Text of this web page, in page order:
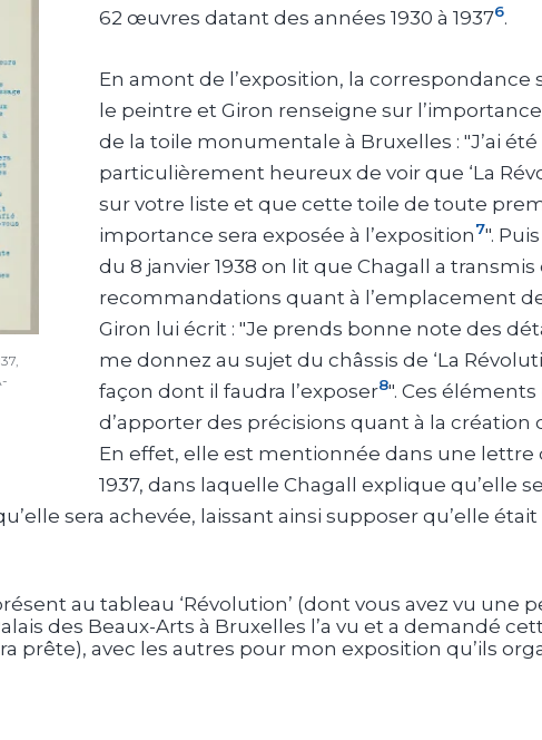
62 œuvres datant des années 1930 à 19376.
En amont de l’exposition, la correspondance
le peintre et Giron renseigne sur
de la toile monumentale à Bruxelles : "J’ai été
particulièrement heureux de voir que ‘La
sur votre liste et que cette toile de toute
importance sera exposée à l’exposition7".
du 8 janvier 1938 on lit que Chagall a transmis
recommandations quant à l’emplacement
Giron lui écrit : "Je prends bonne note des
me donnez au sujet du châssis de ‘La
façon dont il faudra l’exposer8". Ces
d’apporter des précisions quant à la création
En effet, elle est mentionnée dans une lettre
1937, dans laquelle Chagall explique qu’elle
sera achevée, laissant ainsi supposer qu’elle
au tableau ‘Révolution’ (dont vous avez vu une
des Beaux-Arts à Bruxelles l’a vu et a demandé
prête), avec les autres pour mon exposition qu’ils